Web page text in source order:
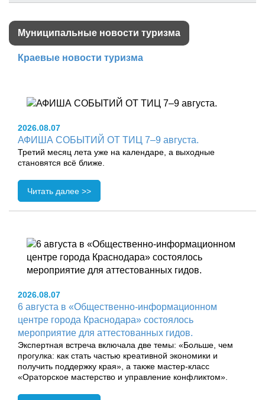
Муниципальные новости туризма
Краевые новости туризма
2026.08.07
АФИША СОБЫТИЙ ОТ ТИЦ 7–9 августа.
Третий месяц лета уже на календаре, а выходные
становятся всё ближе.
Читать далее >>
2026.08.07
6 августа в «Общественно-информационном
центре города Краснодара» состоялось
мероприятие для аттестованных гидов.
Экспертная встреча включала две темы: «Больше, чем
прогулка: как стать частью креативной экономики и
получить поддержку края», а также мастер-класс
«Ораторское мастерство и управление конфликтом».